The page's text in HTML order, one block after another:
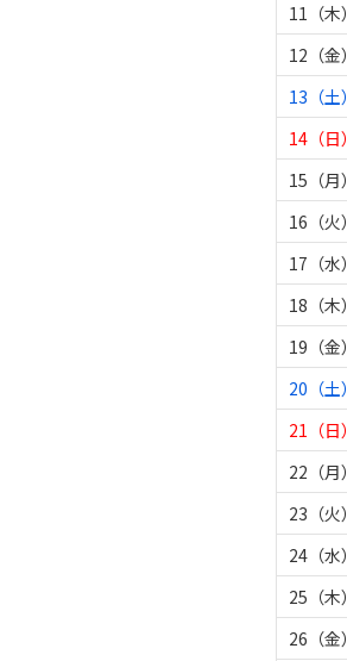
11（木）
12（金）
13（土）
14（日）
15（月）
16（火）
17（水）
18（木）
19（金）
20（土）
21（日）
22（月）
23（火）
24（水）
25（木）
26（金）